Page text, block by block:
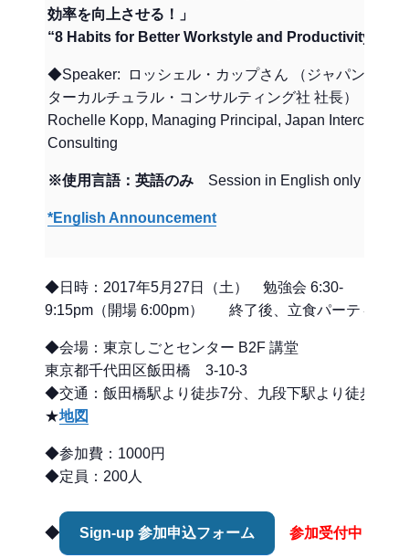
効率を向上させる！」
“8 Habits for Better Workstyle and Productivity”
◆Speaker: ロッシェル・カップさん （ジャパン・イン
ターカルチュラル・コンサルティング社 社長）
Rochelle Kopp, Managing Principal, Japan Intercultural
Consulting
※使用言語：英語のみ Session in English only
*English Announcement
◆日時：2017年5月27日（土） 勉強会 6:30-
9:15pm（開場 6:00pm） 終了後、立食パーティー
◆会場：東京しごとセンター B2F 講堂
東京都千代田区飯田橋 3-10-3
◆交通：飯田橋駅より徒歩7分、九段下駅より徒歩10分
★地図
◆参加費：1000円
◆定員：200人
◆ Sign-up 参加申込フォーム 参加受付中！